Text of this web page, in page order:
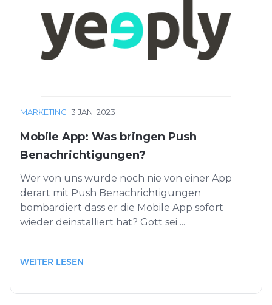
MARKETING ·3 JAN. 2023
Mobile App: Was bringen Push
Benachrichtigungen?
Wer von uns wurde noch nie von einer App
derart mit Push Benachrichtigungen
bombardiert dass er die Mobile App sofort
wieder deinstalliert hat? Gott sei ...
WEITER LESEN